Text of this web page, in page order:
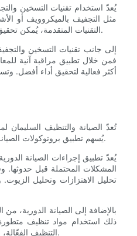
يُعدّ استخدام تقنيات التسخين
مثل التجفيف بالميكروويف أو
التقنيات المتقدمة، يُمكن تحقيق كفاءة تجفيف أعلى وتقليل أوقات دورات التجفيف، مما يُحسّن الأداء العام لأجهزة التجفيف بالهواء المضغوط.
إلى جانب تقنيات التسخين
فمن خلال تطبيق مراقبة آنية
أكثر فعالية لتحقيق أداء أفضل.
تُعدّ الصيانة والتنظيف
يُسهم تطبيق بروتوكولات الصيانة والتنظيف الاستباقية في منع أعطال المعدات، وتقليل وقت التوقف، وتحسين الأداء التشغيلي لهذه المجففات.
يُعدّ تطبيق إجراءات الصيانة
المشكلات المحتملة قبل حدوثها.
تحليل الاهتزازات وتحليل
بالإضافة إلى الصيانة
ذلك استخدام مواد تنظيف
التنظيف الفعّالة، يستطيع المشغلون تقليل مخاطر تلوث المنتج وضمان الأداء المتسق لمجففات نوتشه ذات المرشحات المحركة.